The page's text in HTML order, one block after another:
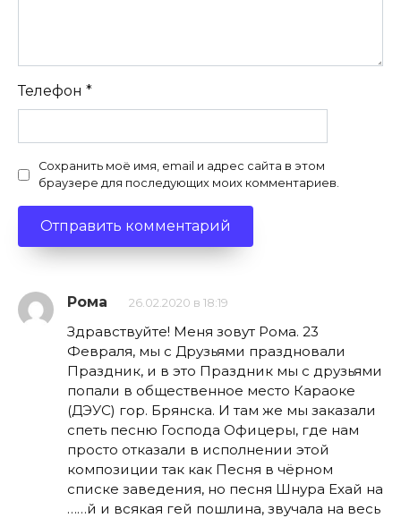
Телефон *
Сохранить моё имя, email и адрес сайта в этом
браузере для последующих моих комментариев.
Рома 26.02.2020 в 18:19
Здравствуйте! Меня зовут Рома. 23
Февраля, мы с Друзьями праздновали
Праздник, и в это Праздник мы с друзьями
попали в общественное место Караоке
(ДЭУС) гор. Брянска. И там же мы заказали
спеть песню Господа Офицеры, где нам
просто отказали в исполнении этой
композиции так как Песня в чёрном
списке заведения, но песня Шнура Ехай на
……й и всякая гей пошлина, звучала на весь